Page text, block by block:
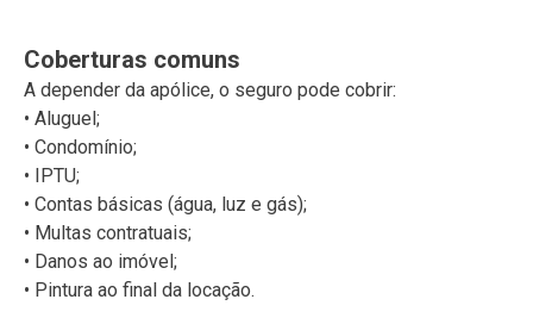
Coberturas comuns
A depender da apólice, o seguro pode cobrir:
• Aluguel;
• Condomínio;
• IPTU;
• Contas básicas (água, luz e gás);
• Multas contratuais;
• Danos ao imóvel;
• Pintura ao final da locação.